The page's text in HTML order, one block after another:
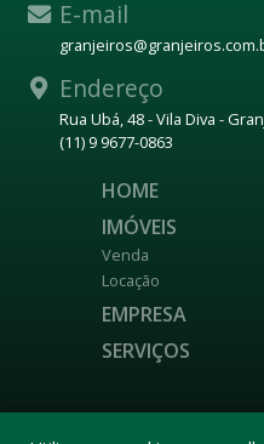
E-mail
Endereço
Rua Ubá, 48 - Vila Diva -
(11) 9 9677-0863
HOME
IMÓVEIS
Venda
Locação
EMPRESA
SERVIÇOS